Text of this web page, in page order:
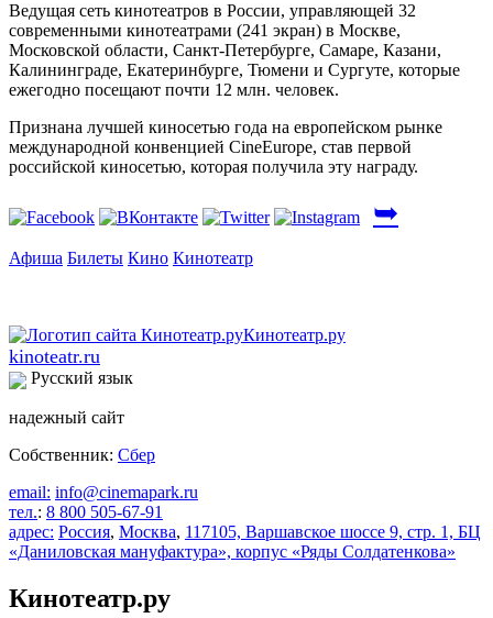
Ведущая сеть кинотеатров в России, управляющей 32
современными кинотеатрами (241 экран) в Москве,
Московской области, Санкт-Петербурге, Самаре, Казани,
Калининграде, Екатеринбурге, Тюмени и Сургуте, которые
ежегодно посещают почти 12 млн. человек.
Признана лучшей киносетью года на европейском рынке
международной конвенцией CineEurope, став первой
российской киносетью, которая получила эту награду.
➥
Афиша Билеты Кино Кинотеатр
kinoteatr.ru
Русский язык
надежный сайт
Собственник: Сбер
email: info@cinemapark.ru
тел.: 8 800 505-67-91
адрес: Россия, Москва, 117105, Варшавское шоссе 9, стр. 1, БЦ
«Даниловская мануфактура», корпус «Ряды Солдатенкова»
Кинотеатр.ру